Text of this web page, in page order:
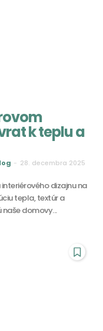
k teplu a
- 28. decembra 2025
dizajnu na
tepla, textúr a
domovy...